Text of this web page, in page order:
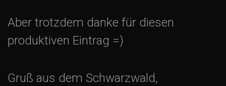
Aber trotzdem danke für diesen
produktiven Eintrag =)
Gruß aus dem Schwarzwald,